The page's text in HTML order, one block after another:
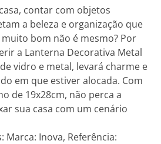
contar com objetos
a beleza e organização que
bom não é mesmo? Por
a Lanterna Decorativa Metal
vidro e metal, levará charme e
em que estiver alocada. Com
de 19x28cm, não perca a
sua casa com um cenário
Marca: Inova, Referência: